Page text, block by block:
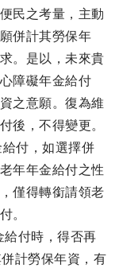
民之考量，主動
併計其勞保年
。是以，未來貴
障礙年金給付
之意願。復為維
後，不得變更。
付，如選擇併
年年金給付之性
僅得轉銜請領老
。
給付時，得否再
計勞保年資，有